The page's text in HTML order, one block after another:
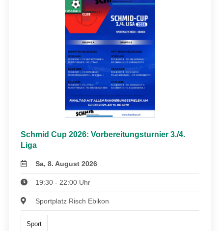
Schmid Cup 2026: Vorbereitungsturnier 3./4.
Liga
Sa, 8. August 2026
19:30 - 22:00 Uhr
Sportplatz Risch Ebikon
Sport